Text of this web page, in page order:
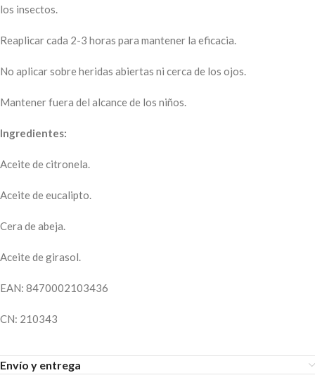
los insectos.
Reaplicar cada 2-3 horas para mantener la eficacia.
No aplicar sobre heridas abiertas ni cerca de los ojos.
Mantener fuera del alcance de los niños.
Ingredientes:
Aceite de citronela.
Aceite de eucalipto.
Cera de abeja.
Aceite de girasol.
EAN: 8470002103436
CN: 210343
Envío y entrega